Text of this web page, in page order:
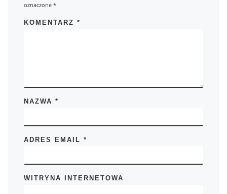
oznaczone*
KOMENTARZ*
NAZWA*
ADRES EMAIL*
WITRYNA INTERNETOWA